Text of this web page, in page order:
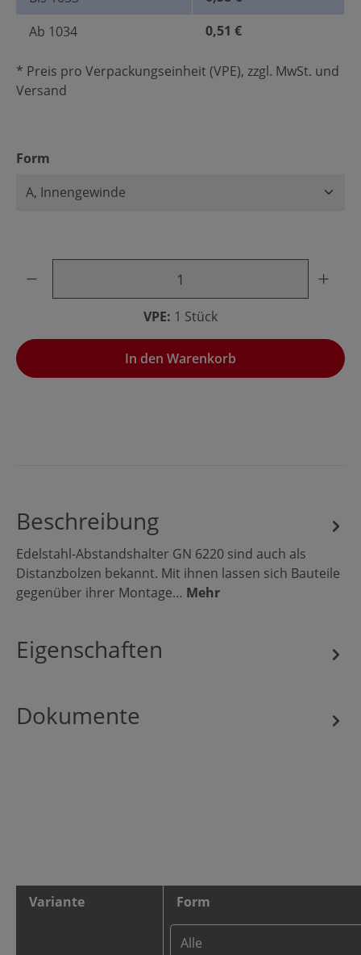
Ab 1034 0,51 €
* Preis pro Verpackungseinheit (VPE), zzgl. MwSt. und
Versand
Form
VPE: 1 Stück
In den Warenkorb
Beschreibung
Edelstahl-Abstandshalter GN 6220 sind auch als
Distanzbolzen bekannt. Mit ihnen lassen sich Bauteile
gegenüber ihrer Montage… Mehr
Eigenschaften
Dokumente
Variante Form